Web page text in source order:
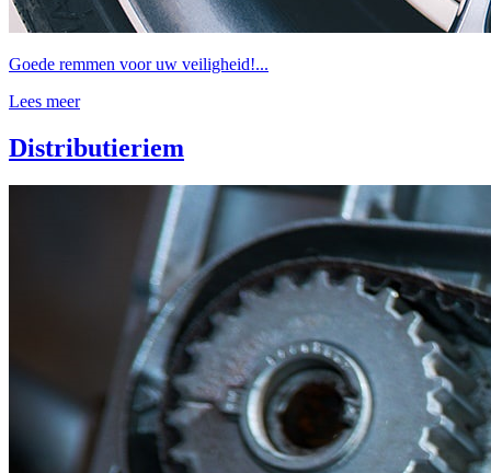
Goede remmen voor uw veiligheid!...
Lees meer
Distributieriem